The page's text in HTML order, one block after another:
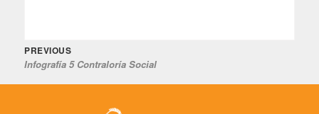
Navegación
de
entradas
PREVIOUSPrevious
post:
Infografía 5 Contraloría Social